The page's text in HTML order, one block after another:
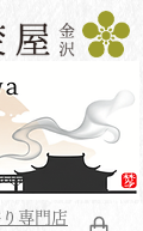
専門店